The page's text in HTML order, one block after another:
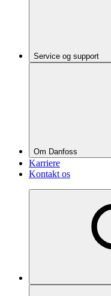
Service og support
Om Danfoss
Karriere
Kontakt os